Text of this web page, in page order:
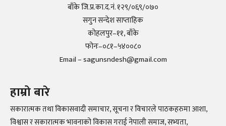
बाँके जि.प्र.का.द.नं. १२९/०६९/०७०
सगुन सन्देश साप्ताहिक
कोहलपुर–११, बाँके
फोनः–०८१–५४००८०
Email – sagunsndesh@gmail.com
हाम्रो बारे
सकारात्मक तथा विकासवादी समाचार, सूचना र विचारले पाठकहरुमा आशा,
विश्वास र सकारात्मक भावनाको विकास गराई नेपाली समाज, सभ्यता,